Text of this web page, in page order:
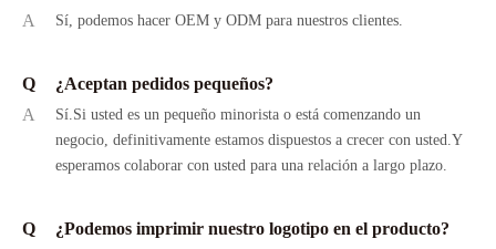
A
Sí, podemos hacer OEM y ODM para nuestros clientes.
Q
¿Aceptan pedidos pequeños?
A
Sí.Si usted es un pequeño minorista o está comenzando un
negocio, definitivamente estamos dispuestos a crecer con usted.Y
esperamos colaborar con usted para una relación a largo plazo.
Q
¿Podemos imprimir nuestro logotipo en el producto?